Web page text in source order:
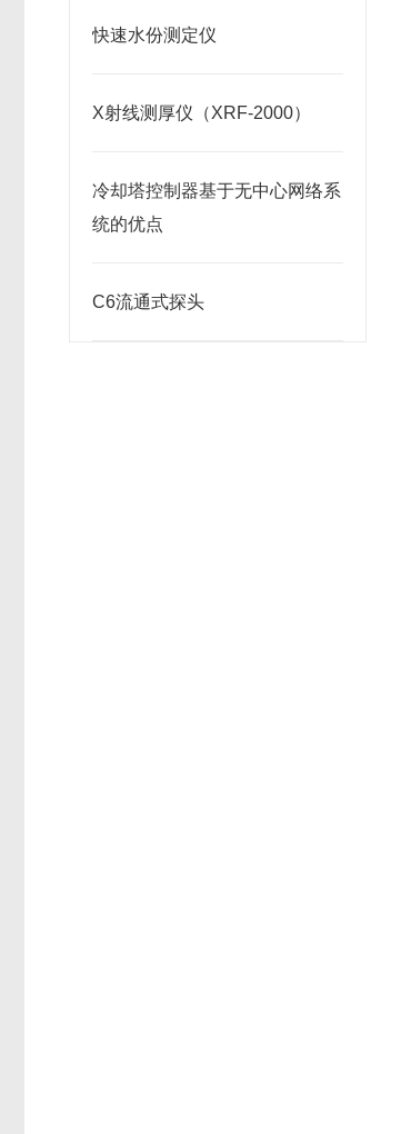
快速水份测定仪
X射线测厚仪（XRF-2000）
冷却塔控制器基于无中心网络系
统的优点
C6流通式探头